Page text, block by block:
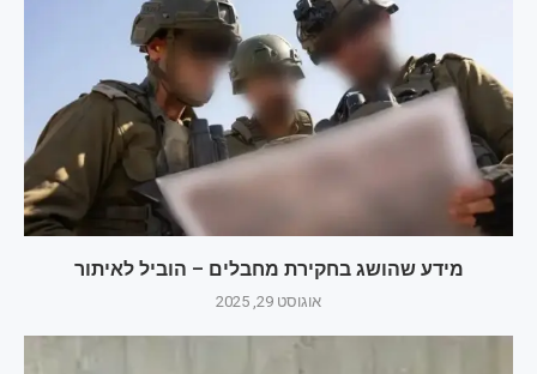
מידע שהושג בחקירת מחבלים – הוביל לאיתור
אוגוסט 29, 2025